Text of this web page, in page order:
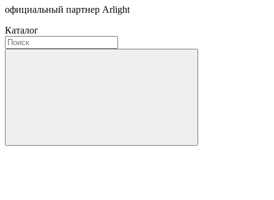
официальный партнер Arlight
Каталог